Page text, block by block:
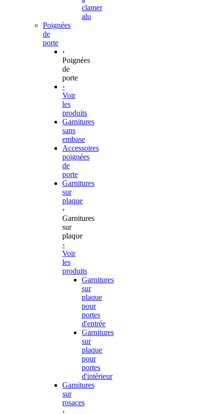
clamer
alu
Poignées
de
porte
‹
Poignées
de
porte
›
Voir
les
produits
Garnitures
sans
embase
Accessoires
poignées
de
porte
Garnitures
sur
plaque
‹
Garnitures
sur
plaque
›
Voir
les
produits
Garnitures
sur
plaque
pour
portes
d'entrée
Garnitures
sur
plaque
pour
portes
d'intérieur
Garnitures
sur
rosaces
‹